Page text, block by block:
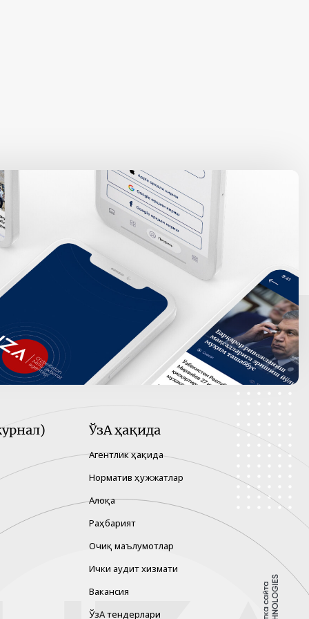
ЎзА ҳақида
Агентлик ҳақида
Норматив ҳужжатлар
Алоқа
Раҳбарият
Очиқ маълумотлар
Ички аудит хизмати
Вакансия
ЎзА тендерлари